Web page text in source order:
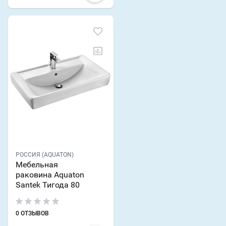
РОССИЯ (AQUATON)
Мебельная
раковина Aquaton
Santek Тигода 80
0 ОТЗЫВОВ